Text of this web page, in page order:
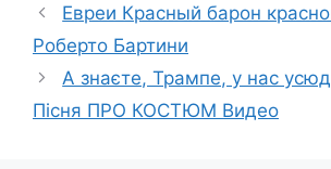
Евреи Красный барон
Роберто Бартини
А знаєте, Трампе, у нас
Пісня ПРО КОСТЮМ Видео